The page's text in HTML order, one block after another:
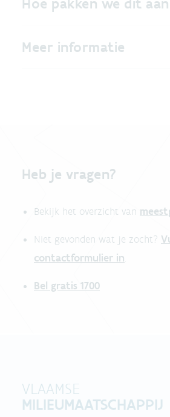
Meer informatie
Heb je vragen?
Bekijk het overzicht van
Niet gevonden wat je zocht?
contactformulier in.
Bel gratis 1700
VLAAMSE
MILIEUMAATSCHAPPIJ